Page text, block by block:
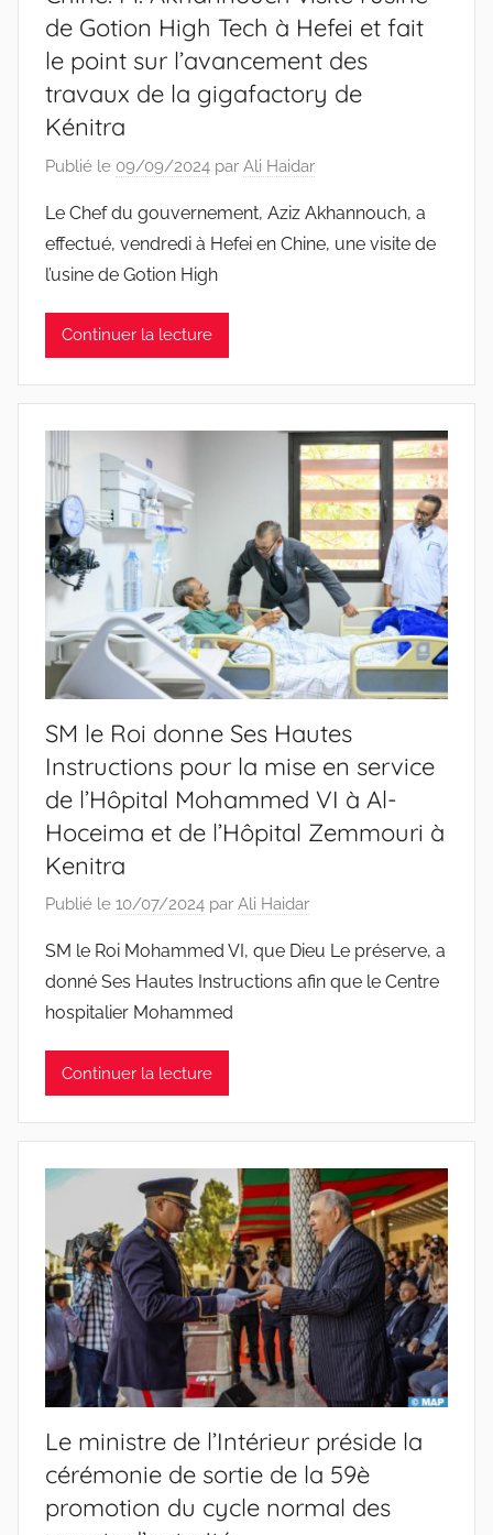
de Gotion High Tech à Hefei et fait
le point sur l’avancement des
travaux de la gigafactory de
Kénitra
Publié le 09/09/2024 par Ali Haidar
Le Chef du gouvernement, Aziz Akhannouch, a
effectué, vendredi à Hefei en Chine, une visite de
l’usine de Gotion High
Continuer la lecture
SM le Roi donne Ses Hautes
Instructions pour la mise en service
de l’Hôpital Mohammed VI à Al-
Hoceima et de l’Hôpital Zemmouri à
Kenitra
Publié le 10/07/2024 par Ali Haidar
SM le Roi Mohammed VI, que Dieu Le préserve, a
donné Ses Hautes Instructions afin que le Centre
hospitalier Mohammed
Continuer la lecture
Le ministre de l’Intérieur préside la
cérémonie de sortie de la 59è
promotion du cycle normal des